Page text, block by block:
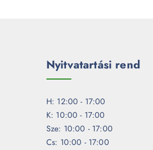
Nyitvatartási rend
H: 12:00 - 17:00
K: 10:00 - 17:00
Sze: 10:00 - 17:00
Cs: 10:00 - 17:00